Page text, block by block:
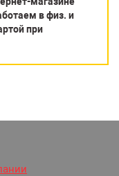
в физ. и
при